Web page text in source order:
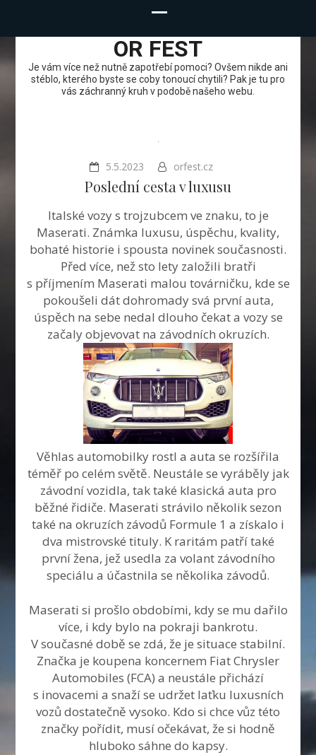
OR FEST
Je vám více než nutně zapotřebí pomoci? Ovšem nikde ani
stéblo, kterého byste se coby tonoucí chytili? Pak je tu pro
vás záchranný kruh v podobě našeho webu.
5.5.2023 orfest.cz
Poslední cesta v luxusu
Italské vozy s trojzubcem ve znaku, to je
Maserati. Známka luxusu, úspěchu, kvality,
bohaté historie i spousta novinek současnosti.
Před více, než sto lety založili bratři
s příjmením Maserati malou továrničku, kde se
pokoušeli dát dohromady svá první auta,
úspěch na sebe nedal dlouho čekat a vozy se
začaly objevovat na závodních okruzích.
Věhlas automobilky rostl a auta se rozšířila
téměř po celém světě. Neustále se vyráběly jak
závodní vozidla, tak také klasická auta pro
běžné řidiče. Maserati strávilo několik sezon
také na okruzích závodů Formule 1 a získalo i
dva mistrovské tituly. K raritám patří také
první žena, jež usedla za volant závodního
speciálu a účastnila se několika závodů.
Maserati si prošlo obdobími, kdy se mu dařilo
více, i kdy bylo na pokraji bankrotu.
V současné době se zdá, že je situace stabilní.
Značka je koupena koncernem Fiat Chrysler
Automobiles (FCA) a neustále přichází
s inovacemi a snaží se udržet laťku luxusních
vozů dostatečně vysoko. Kdo si chce vůz této
značky pořídit, musí očekávat, že si hodně
hluboko sáhne do kapsy.